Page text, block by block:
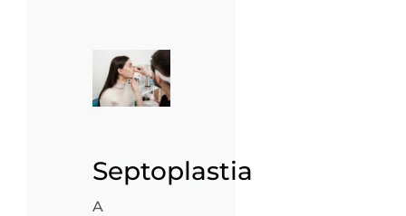
Septoplastia
A